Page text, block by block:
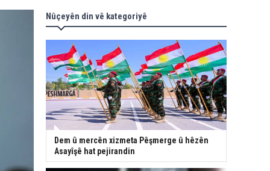
Nûçeyên din vê kategoriyê
Dem û mercên xizmeta Pêşmerge û hêzên
Asayîşê hat pejirandin